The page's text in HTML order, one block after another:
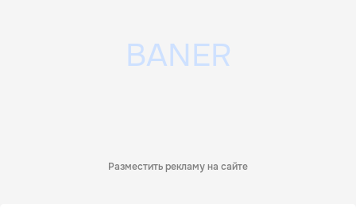
Разместить рекламу на сайте